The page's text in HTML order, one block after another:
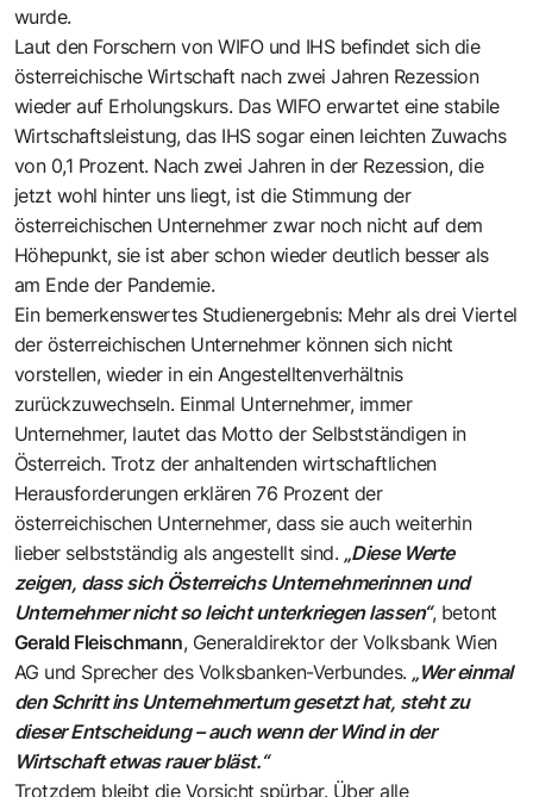
wurde.
Laut den Forschern von WIFO und IHS befindet sich die
österreichische Wirtschaft nach zwei Jahren Rezession
wieder auf Erholungskurs. Das WIFO erwartet eine stabile
Wirtschaftsleistung, das IHS sogar einen leichten Zuwachs
von 0,1 Prozent. Nach zwei Jahren in der Rezession, die
jetzt wohl hinter uns liegt, ist die Stimmung der
österreichischen Unternehmer zwar noch nicht auf dem
Höhepunkt, sie ist aber schon wieder deutlich besser als
am Ende der Pandemie.
Ein bemerkenswertes Studienergebnis: Mehr als drei Viertel
der österreichischen Unternehmer können sich nicht
vorstellen, wieder in ein Angestelltenverhältnis
zurückzuwechseln. Einmal Unternehmer, immer
Unternehmer, lautet das Motto der Selbstständigen in
Österreich. Trotz der anhaltenden wirtschaftlichen
Herausforderungen erklären 76 Prozent der
österreichischen Unternehmer, dass sie auch weiterhin
lieber selbstständig als angestellt sind. „Diese Werte
zeigen, dass sich Österreichs Unternehmerinnen und
Unternehmer nicht so leicht unterkriegen lassen“, betont
Gerald Fleischmann, Generaldirektor der Volksbank Wien
AG und Sprecher des Volksbanken-Verbundes. „Wer einmal
den Schritt ins Unternehmertum gesetzt hat, steht zu
dieser Entscheidung – auch wenn der Wind in der
Wirtschaft etwas rauer bläst.“
Trotzdem bleibt die Vorsicht spürbar. Über alle